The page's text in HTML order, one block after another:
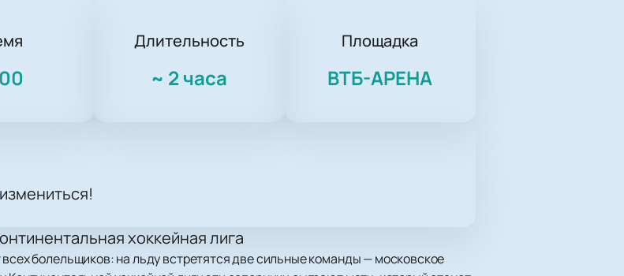
Длительность
~ 2 часа
Площадка
ВТБ-АРЕНА
хоккейная лига
болельщиков: на льду встретятся две сильные команды — московское